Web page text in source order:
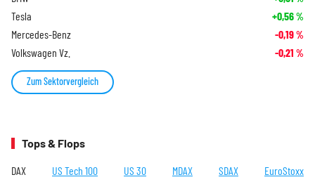
Tesla +0,56%
Mercedes-Benz -0,19%
Volkswagen Vz. -0,21 %
Zum Sektorvergleich
Tops & Flops
DAX US Tech 100 US 30 MDAX SDAX EuroStoxx